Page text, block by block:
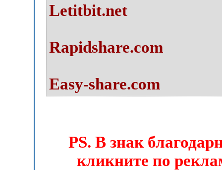
Letitbit.net
Rapidshare.com
Easy-share.com
PS. В знак
кликните по